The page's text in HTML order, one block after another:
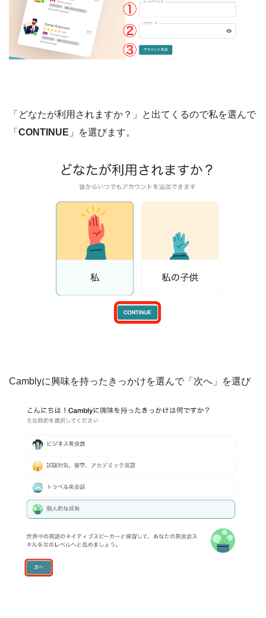
「どなたが利用されますか？」と出てくるので私を選んで
「 CONTINUE 」を選びます。
Camblyに興味を持ったきっかけを選んで「次へ」を選び